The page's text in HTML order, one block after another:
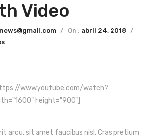
Video
/ On : abril 24, 2018
/
www.youtube.com/watch?
height="900"]
arcu, sit amet faucibus nisl. Cras pretium